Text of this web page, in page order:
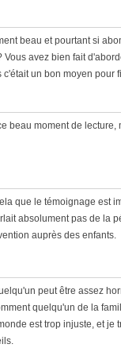
beau et pourtant si
Vous avez bien fait
c'était un bon moyen pour
beau moment de
que le témoignage est
absolument pas de la
auprès des enfants.
peut être assez
quelqu'un de la
est trop injuste, et je